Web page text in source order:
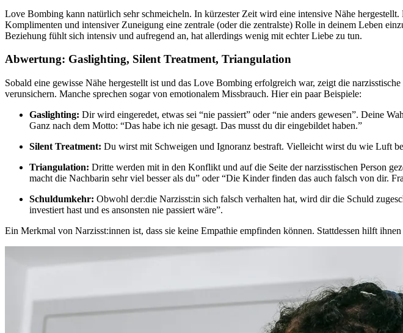
Love Bombing kann natürlich sehr schmeicheln. In kürzester Zeit wird eine intensive Nähe
Komplimenten und intensiver Zuneigung eine zentrale (oder die zentralste) Rolle in deinem Leben
Beziehung fühlt sich intensiv und aufregend an, hat allerdings wenig mit echter Liebe zu tun.
Abwertung: Gaslighting, Silent Treatment, Triangulation
Sobald eine gewisse Nähe hergestellt ist und das Love Bombing erfolgreich war, zeigt die
verunsichern. Manche sprechen sogar von emotionalem Missbrauch. Hier ein paar Beispiele:
Gaslighting: Dir wird eingeredet, etwas sei “nie passiert” oder “nie anders gewesen”. Deine
Ganz nach dem Motto: “Das habe ich nie gesagt. Das musst du dir eingebildet haben.”
Silent Treatment: Du wirst mit Schweigen und Ignoranz bestraft. Vielleicht wirst du wie Luft
Triangulation: Dritte werden mit in den Konflikt und auf die Seite der narzisstischen Person
macht die Nachbarin sehr viel besser als du” oder “Die Kinder finden das auch falsch von dir.
Schuldumkehr: Obwohl der:die Narzisst:in sich falsch verhalten hat, wird dir die Schuld
investiert hast und es ansonsten nie passiert wäre”.
Ein Merkmal von Narzisst:innen ist, dass sie keine Empathie empfinden können. Stattdessen hilft